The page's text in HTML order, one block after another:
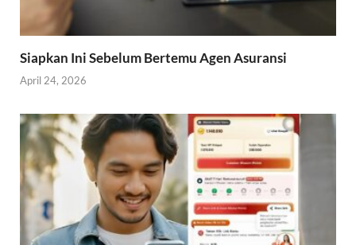
Siapkan Ini Sebelum Bertemu Agen Asuransi
April 24, 2026